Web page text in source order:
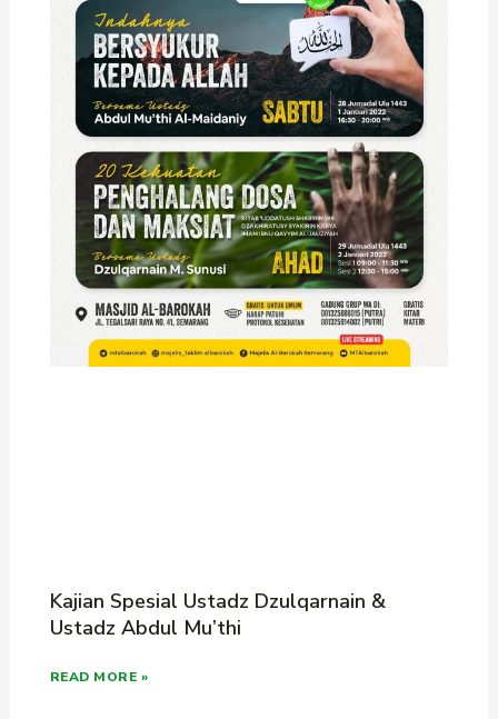
Kajian Spesial Ustadz Dzulqarnain &
Ustadz Abdul Mu’thi
READ MORE »